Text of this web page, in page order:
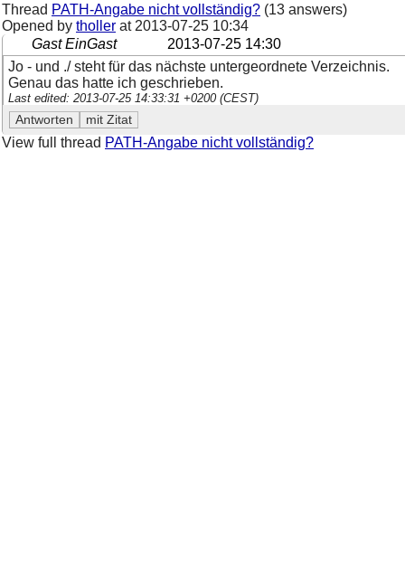
Thread PATH-Angabe nicht vollständig? (13 answers)
Opened by tholler at 2013-07-25 10:34
Gast EinGast
2013-07-25 14:30
Jo - und ./ steht für das nächste untergeordnete Verzeichnis.
Genau das hatte ich geschrieben.
Last edited: 2013-07-25 14:33:31 +0200 (CEST)
View full thread PATH-Angabe nicht vollständig?